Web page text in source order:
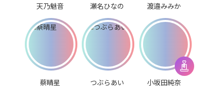
天乃魅音 瀬名ひなの 渡邉みみか
蔡晴星 つぶらあい 小坂田純奈